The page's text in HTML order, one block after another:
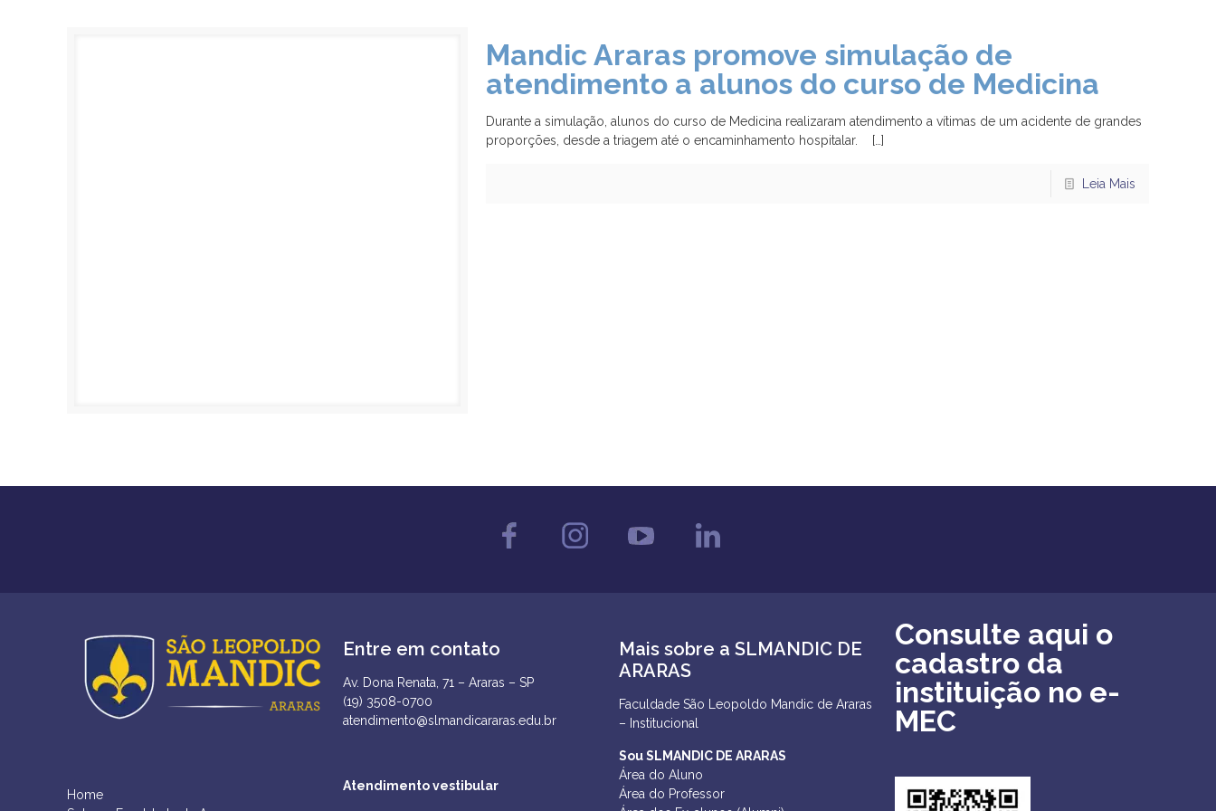
Mandic Araras promove simulação de
atendimento a alunos do curso de Medicina
Durante a simulação, alunos do curso de Medicina realizaram atendimento a vítimas de um acidente de grandes
proporções, desde a triagem até o encaminhamento hospitalar.
[…]
Leia Mais
Home
Entre em contato
Av. Dona Renata, 71 – Araras – SP
(19) 3508-0700
atendimento@slmandicararas.edu.br
Atendimento vestibular
Mais sobre a SLMANDIC DE
ARARAS
Faculdade São Leopoldo Mandic de Araras
– Institucional
Sou SLMANDIC DE ARARAS
Área do Aluno
Área do Professor
Consulte aqui o
cadastro da
instituição no e-
MEC